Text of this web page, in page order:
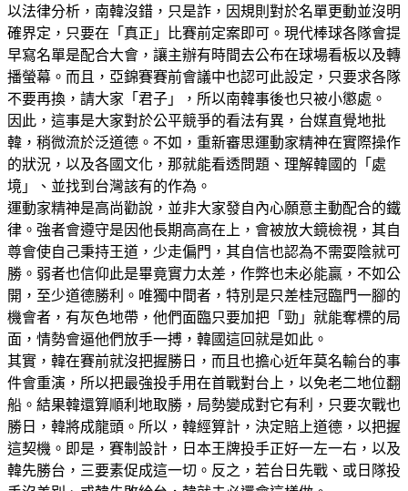
以法律分析，南韓沒錯，只是詐，因規則對於名單更動並沒明
確界定，只要在「真正」比賽前定案即可。現代棒球各隊會提
早寫名單是配合大會，讓主辦有時間去公布在球場看板以及轉
播螢幕。而且，亞錦賽賽前會議中也認可此設定，只要求各隊
不要再換，請大家「君子」，所以南韓事後也只被小懲處。
因此，這事是大家對於公平競爭的看法有異，台媒直覺地批
韓，稍微流於泛道德。不如，重新審思運動家精神在實際操作
的狀況，以及各國文化，那就能看透問題、理解韓國的「處
境」、並找到台灣該有的作為。
運動家精神是高尚勸說，並非大家發自內心願意主動配合的鐵
律。強者會遵守是因他長期高高在上，會被放大鏡檢視，其自
尊會使自己秉持王道，少走偏門，其自信也認為不需耍陰就可
勝。弱者也信仰此是畢竟實力太差，作弊也未必能贏，不如公
開，至少道德勝利。唯獨中間者，特別是只差桂冠臨門一腳的
機會者，有灰色地帶，他們面臨只要加把「勁」就能奪標的局
面，情勢會逼他們放手一搏，韓國這回就是如此。
其實，韓在賽前就沒把握勝日，而且也擔心近年莫名輸台的事
件會重演，所以把最強投手用在首戰對台上，以免老二地位翻
船。結果韓還算順利地取勝，局勢變成對它有利，只要次戰也
勝日，韓將成龍頭。所以，韓經算計，決定賠上道德，以把握
這契機。即是，賽制設計，日本王牌投手正好一左一右，以及
韓先勝台，三要素促成這一切。反之，若台日先戰、或日隊投